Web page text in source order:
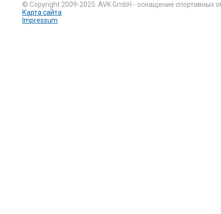
© Copyright 2009-2025. AVK GmbH - оснащение спортивных
Карта сайта
Impressum